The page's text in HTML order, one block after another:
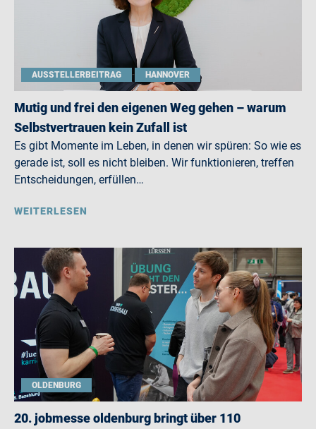
AUSSTELLERBEITRAG HANNOVER
Mutig und frei den eigenen Weg gehen – warum
Selbstvertrauen kein Zufall ist
Es gibt Momente im Leben, in denen wir spüren: So wie es
gerade ist, soll es nicht bleiben. Wir funktionieren, treffen
Entscheidungen, erfüllen…
WEITERLESEN
OLDENBURG
20. jobmesse oldenburg bringt über 110